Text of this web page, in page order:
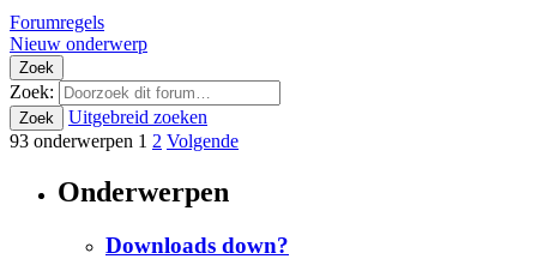
Forumregels
Nieuw onderwerp
Zoek
Zoek:
Zoek
Uitgebreid zoeken
93 onderwerpen 1 2 Volgende
Onderwerpen
Downloads down?